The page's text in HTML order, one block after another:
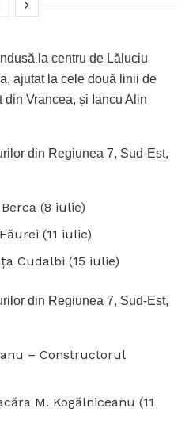
la centru de Lăluciu
ajutat la cele două linii de
Vrancea, și Iancu Alin
din Regiunea 7, Sud-Est,
(8 iulie)
(11 iulie)
Cudalbi (15 iulie)
din Regiunea 7, Sud-Est,
– Constructorul
M. Kogălniceanu (11